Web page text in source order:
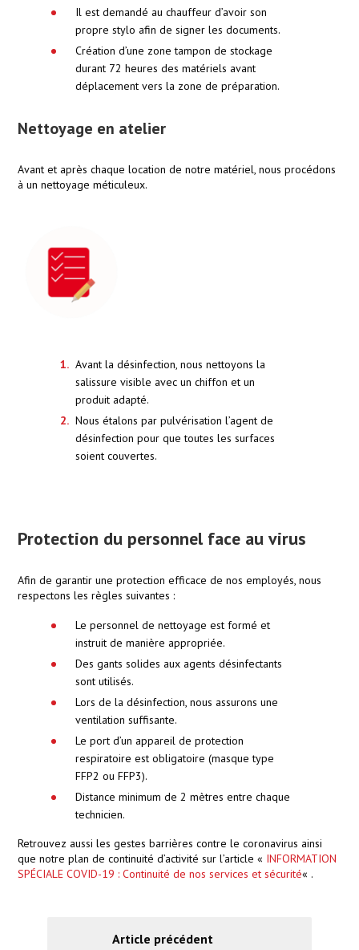
Il est demandé au chauffeur d’avoir son
propre stylo afin de signer les documents.
Création d’une zone tampon de stockage
durant 72 heures des matériels avant
déplacement vers la zone de préparation.
Nettoyage en atelier
Avant et après chaque location de notre matériel, nous procédons
à un nettoyage méticuleux.
Avant la désinfection, nous nettoyons la
salissure visible avec un chiffon et un
produit adapté.
Nous étalons par pulvérisation l’agent de
désinfection pour que toutes les surfaces
soient couvertes.
Protection du personnel face au virus
Afin de garantir une protection efficace de nos employés, nous
respectons les règles suivantes :
Le personnel de nettoyage est formé et
instruit de manière appropriée.
Des gants solides aux agents désinfectants
sont utilisés.
Lors de la désinfection, nous assurons une
ventilation suffisante.
Le port d’un appareil de protection
respiratoire est obligatoire (masque type
FFP2 ou FFP3).
Distance minimum de 2 mètres entre chaque
technicien.
Retrouvez aussi les gestes barrières contre le coronavirus ainsi
que notre plan de continuité d’activité sur l’article « INFORMATION
SPÉCIALE COVID-19 : Continuité de nos services et sécurité« .
Article précédent